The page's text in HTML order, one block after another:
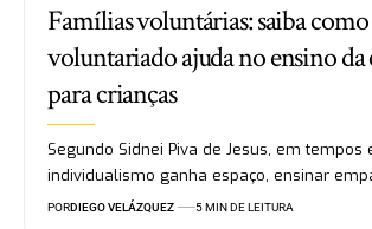
Famílias voluntárias: saiba
voluntariado ajuda no ensino da
para crianças
Segundo Sidnei Piva de Jesus, em tempos
individualismo ganha espaço, ensinar
PORDIEGO VELÁZQUEZ 5 MIN DE LEITURA